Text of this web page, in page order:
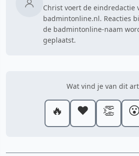
Christ voert de eindredactie
badmintonline.nl. Reacties
de badmintonline-naam
geplaatst.
Wat vind je van dit
🔥 ❤️ 👏 😮